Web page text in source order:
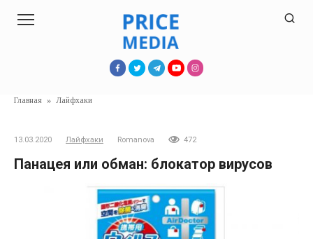
Главная » Лайфхаки
13.03.2020 Лайфхаки Romanova 472
Панацея или обман: блокатор вирусов